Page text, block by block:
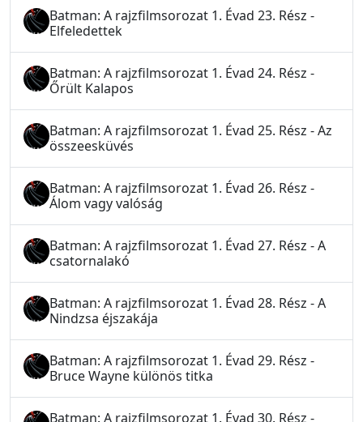
Batman: A rajzfilmsorozat 1. Évad 23. Rész -
Elfeledettek
Batman: A rajzfilmsorozat 1. Évad 24. Rész -
Őrült Kalapos
Batman: A rajzfilmsorozat 1. Évad 25. Rész - Az
összeesküvés
Batman: A rajzfilmsorozat 1. Évad 26. Rész -
Álom vagy valóság
Batman: A rajzfilmsorozat 1. Évad 27. Rész - A
csatornalakó
Batman: A rajzfilmsorozat 1. Évad 28. Rész - A
Nindzsa éjszakája
Batman: A rajzfilmsorozat 1. Évad 29. Rész -
Bruce Wayne különös titka
Batman: A rajzfilmsorozat 1. Évad 30. Rész -